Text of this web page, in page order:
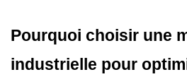
Pourquoi choisir une
industrielle pour